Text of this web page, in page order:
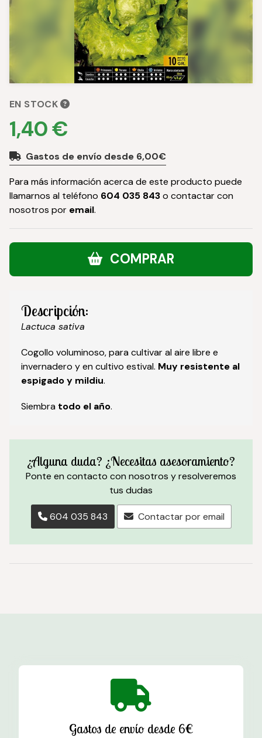
EN STOCK
1,40 €
Gastos de envío desde 6,00€
Para más información acerca de este producto puede
llamarnos al teléfono 604 035 843o contactar con
nosotros por email.
COMPRAR
Descripción:
Lactuca sativa
Cogollo voluminoso, para cultivar al aire libre e
invernadero y en cultivo estival. Muy resistente al
espigado y mildiu.
Siembra todo el año.
¿Alguna duda? ¿Necesitas asesoramiento?
Ponte en contacto con nosotros y resolveremos
tus dudas
604 035 843 Contactar por email
Gastos de envío desde 6€